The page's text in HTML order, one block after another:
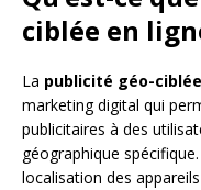
ciblée en
La publicité géo-
marketing digital qui
publicitaires à des
géographique
localisation des